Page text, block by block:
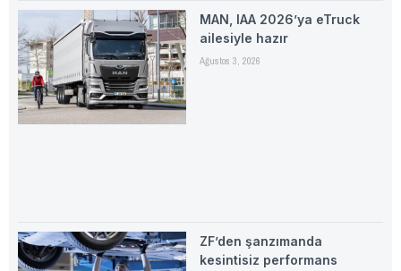
MAN, IAA 2026’ya eTruck
ailesiyle hazır
Ağustos 3, 2026
ZF’den şanzımanda
kesintisiz performans